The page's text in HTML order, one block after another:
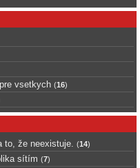
vsetkych (16)
to, že neexistuje. (14)
sítím (7)